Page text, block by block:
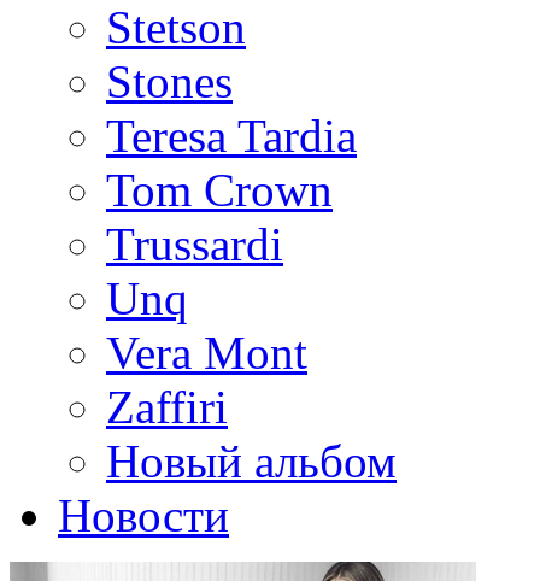
Stetson
Stones
Teresa Tardia
Tom Crown
Trussardi
Unq
Vera Mont
Zaffiri
Новый альбом
Новости